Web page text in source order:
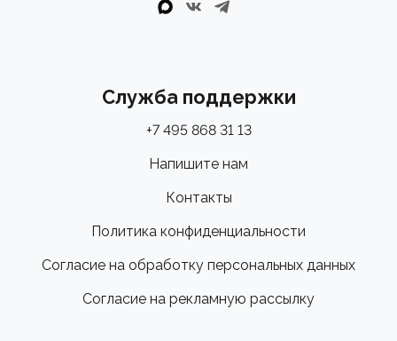
Служба поддержки
+7 495 868 31 13
Напишите нам
Контакты
Политика конфиденциальности
Согласие на обработку персональных данных
Согласие на рекламную рассылку